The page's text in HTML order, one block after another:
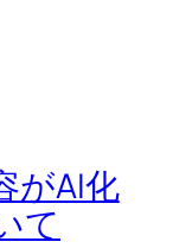
がAI化
て